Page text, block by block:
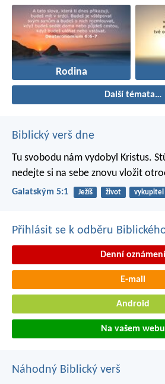
Rodina
Další témata…
Biblický verš dne
Tu svobodu nám vydobyl Kristus.
nedejte si na sebe znovu vložit
Galatským 5:1 Ježíš život vykupitel
Přihlásit se k odběru
Denní oznámení
E-mail
Android
Na vašem webu
Náhodný Biblický verš